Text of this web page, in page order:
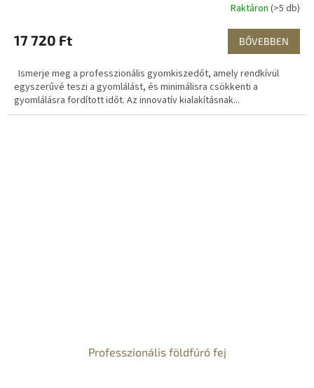
Raktáron (>5 db)
17 720 Ft BŐVEBBEN
Ismerje meg a professzionális gyomkiszedőt, amely rendkívül
egyszerűvé teszi a gyomlálást, és minimálisra csökkenti a
gyomlálásra fordított időt. Az innovatív kialakításnak...
Professzionális földfúró fej